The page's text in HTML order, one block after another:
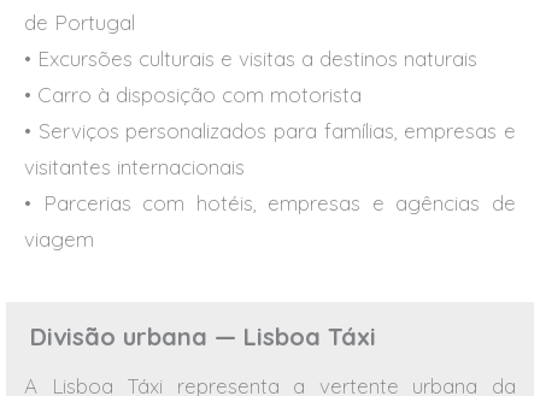
de Portugal
• Excursões culturais e visitas a destinos naturais
• Carro à disposição com motorista
• Serviços personalizados para famílias, empresas e
visitantes internacionais
• Parcerias com hotéis, empresas e agências de
viagem
Divisão urbana — Lisboa Táxi
A Lisboa Táxi representa a vertente urbana da